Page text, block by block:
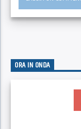
ORA IN ONDA